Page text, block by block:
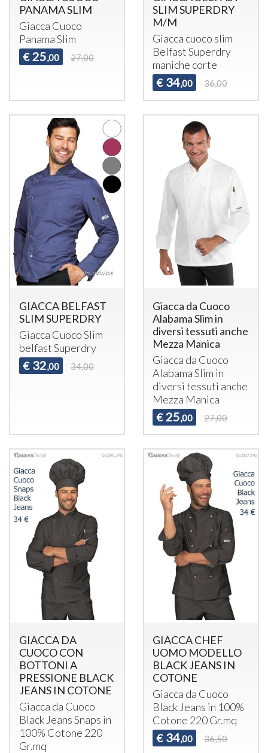
PANAMA SLIM
Giacca Cuoco
Panama Slim
€ 25,00 27,00
SLIM SUPERDRY
M/M
Giacca cuoco slim
Belfast Superdry
maniche corte
€ 34,00 36,00
GIACCA BELFAST
SLIM SUPERDRY
Giacca Cuoco Slim
belfast Superdry
€ 32,00 34,00
Giacca da Cuoco
Alabama Slim in
diversi tessuti anche
Mezza Manica
Giacca da Cuoco
Alabama Slim in
diversi tessuti anche
Mezza Manica
€ 25,00 27,00
GIACCA DA
CUOCO CON
BOTTONI A
PRESSIONE BLACK
JEANS IN COTONE
Giacca da Cuoco
Black Jeans Snaps in
100% Cotone 220
Gr.mq
GIACCA CHEF
UOMO MODELLO
BLACK JEANS IN
COTONE
Giacca da Cuoco
Black Jeans in 100%
Cotone 220 Gr.mq
€ 34,00 36,50